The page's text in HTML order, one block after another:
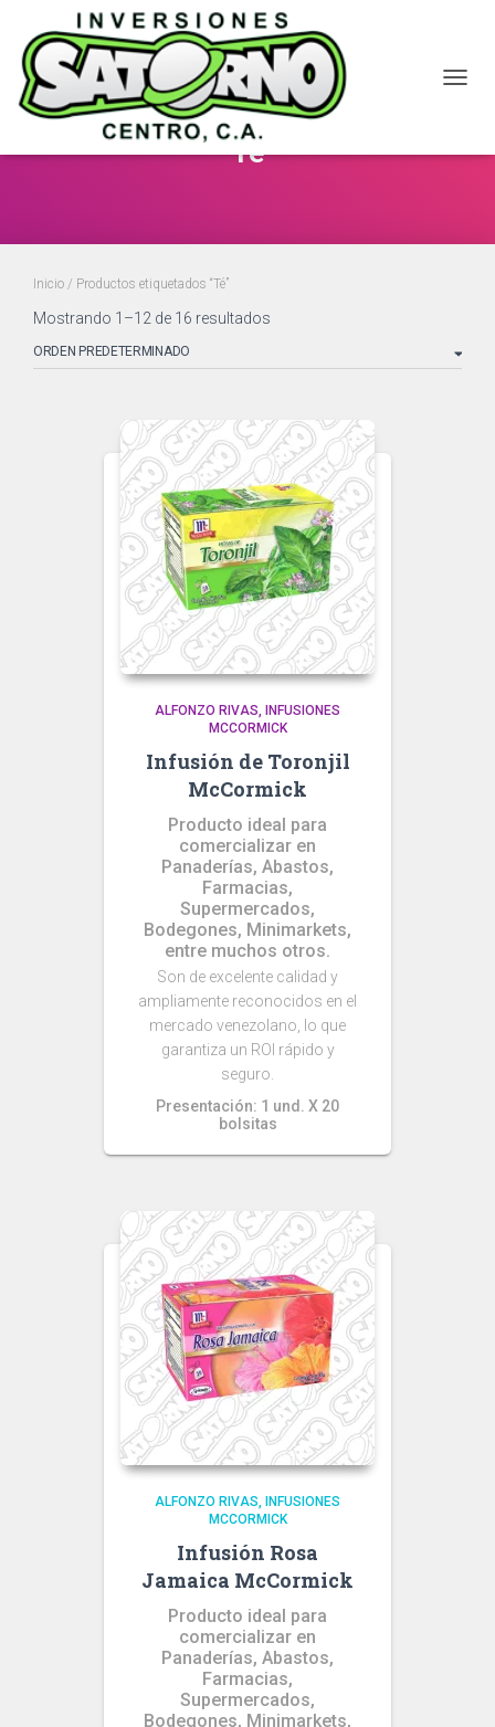
Té
Inicio / Productos etiquetados “Té”
Mostrando 1–12 de 16 resultados
ALFONZO RIVAS
INFUSIONES
MCCORMICK
Infusión de Toronjil
McCormick
Producto ideal para
comercializar en
Panaderías, Abastos,
Farmacias,
Supermercados,
Bodegones, Minimarkets,
entre muchos otros.
Son de excelente calidad y
ampliamente reconocidos en el
mercado venezolano, lo que
garantiza un ROI rápido y
seguro.
Presentación: 1 und. X 20
bolsitas
ALFONZO RIVAS
INFUSIONES
MCCORMICK
Infusión Rosa
Jamaica McCormick
Producto ideal para
comercializar en
Panaderías, Abastos,
Farmacias,
Supermercados,
Bodegones, Minimarkets,